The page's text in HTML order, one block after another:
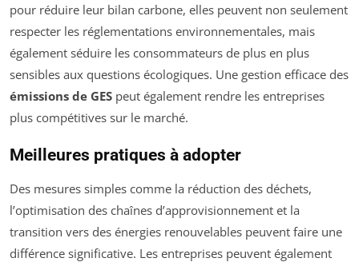
pour réduire leur bilan carbone, elles peuvent non seulement
respecter les réglementations environnementales, mais
également séduire les consommateurs de plus en plus
sensibles aux questions écologiques. Une gestion efficace des
émissions de GES peut également rendre les entreprises
plus compétitives sur le marché.
Meilleures pratiques à adopter
Des mesures simples comme la réduction des déchets,
l’optimisation des chaînes d’approvisionnement et la
transition vers des énergies renouvelables peuvent faire une
différence significative. Les entreprises peuvent également